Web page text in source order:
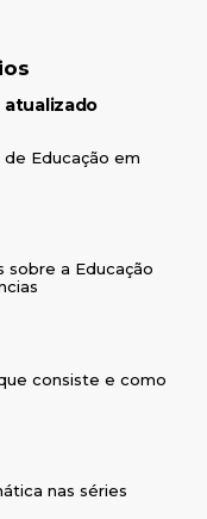
atualizado
Educação em
sobre a Educação
consiste e como
nas séries